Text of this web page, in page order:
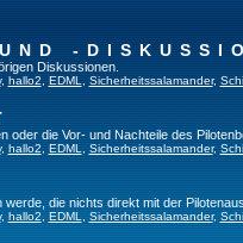
-
Diskussionen.
, hallo2 EDML Sicherheitssalamander,
oder die Vor- und Nachteile des
, hallo2 EDML Sicherheitssalamander,
die nichts direkt mit der
, hallo2 EDML Sicherheitssalamander,